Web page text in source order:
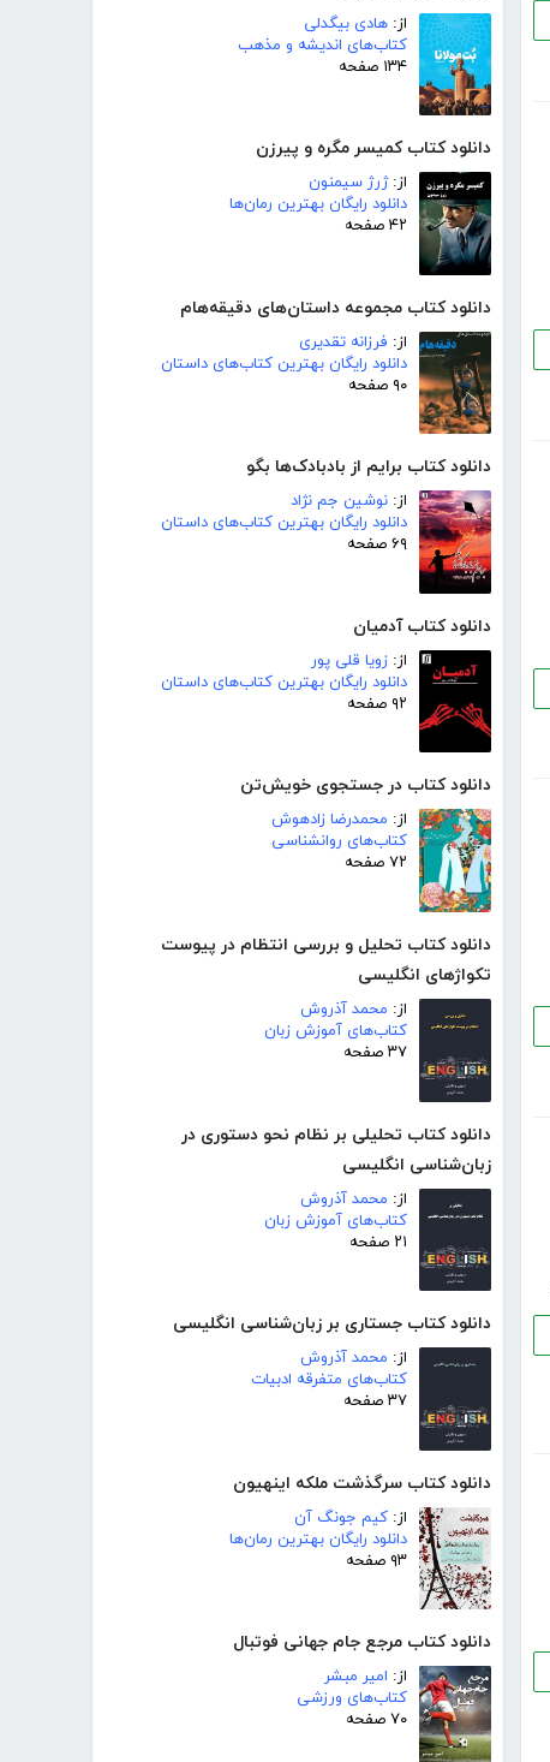
از: هادی بیگدلی
کتاب‌های اندیشه و مذهب
۱۳۴ صفحه
دانلود کتاب کمیسر مگره و پیرزن
از:ژرژ سیمنون
دانلود رایگان بهترین رمان‌ها
۴۲ صفحه
دانلود کتاب مجموعه داستان‌های دقیقه‌هام
از: فرزانه تقدیری
دانلود رایگان بهترین کتاب‌های داستان
۹۰ صفحه
دانلود کتاب برایم از بادبادک‌ها بگو
از: نوشین جم نژاد
دانلود رایگان بهترین کتاب‌های داستان
۶۹ صفحه
دانلود کتاب آدمیان
از: زویا قلی پور
دانلود رایگان بهترین کتاب‌های داستان
۹۲ صفحه
دانلود کتاب در جستجوی خویش‌تن
از: محمدرضا زادهوش
کتاب‌های روانشناسی
۷۲ صفحه
دانلود کتاب تحلیل و بررسی انتظام در پیوست
تکواژهای انگلیسی
از: محمد آذروش
کتاب‌های آموزش زبان
۳۷ صفحه
دانلود کتاب تحلیلی بر نظام نحو دستوری در
زبان‌شناسی انگلیسی
از: محمد آذروش
کتاب‌های آموزش زبان
۲۱ صفحه
دانلود کتاب جستاری بر زبان‌شناسی انگلیسی
از: محمد آذروش
کتاب‌های متفرقه ادبیات
۳۷ صفحه
دانلود کتاب سرگذشت ملکه اینهیون
از: کیم جونگ آن
دانلود رایگان بهترین رمان‌ها
۹۳ صفحه
دانلود کتاب مرجع جام جهانی فوتبال
از: امیر مبشر
کتاب‌های ورزشی
۷۰ صفحه